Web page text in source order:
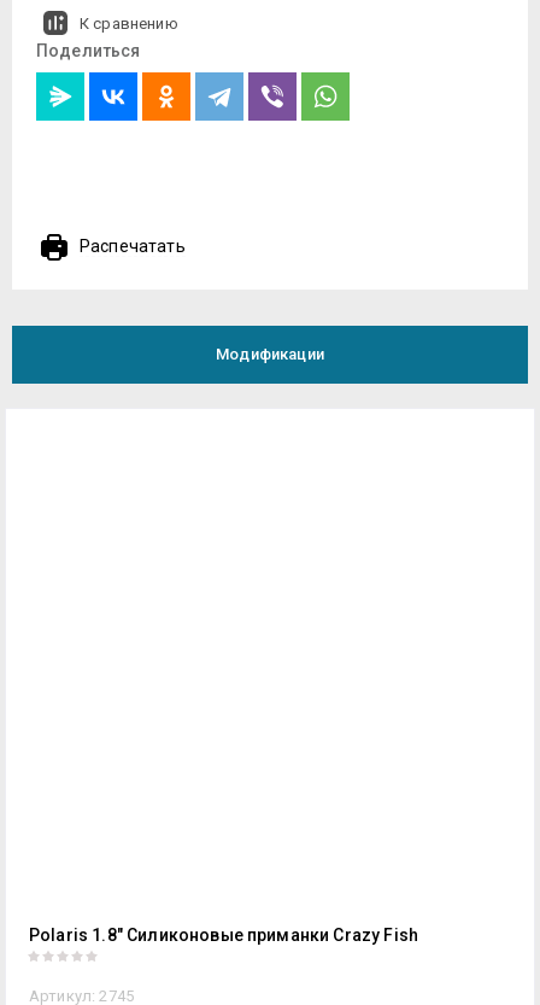
К сравнению
Поделиться
Распечатать
Модификации
Polaris 1.8" Силиконовые приманки Crazy Fish
Артикул: 2745